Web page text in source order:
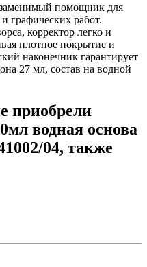
помощник для
графических работ.
корректор легко и
плотное покрытие и
наконечник гарантирует
27 мл, состав на водной
приобрели
водная основа
04, также